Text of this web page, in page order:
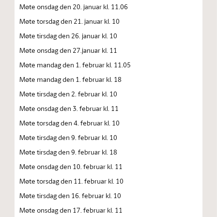
Møte onsdag den 20. januar kl. 11.06
Møte torsdag den 21. januar kl. 10
Møte tirsdag den 26. januar kl. 10
Møte onsdag den 27.januar kl. 11
Møte mandag den 1. februar kl. 11.05
Møte mandag den 1. februar kl. 18
Møte tirsdag den 2. februar kl. 10
Møte onsdag den 3. februar kl. 11
Møte torsdag den 4. februar kl. 10
Møte tirsdag den 9. februar kl. 10
Møte tirsdag den 9. februar kl. 18
Møte onsdag den 10. februar kl. 11
Møte torsdag den 11. februar kl. 10
Møte tirsdag den 16. februar kl. 10
Møte onsdag den 17. februar kl. 11